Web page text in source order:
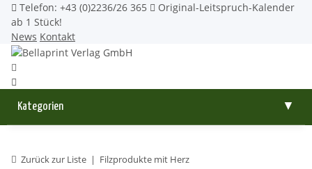
Telefon: +43 (0)2236/26 365
Original-Leitspruch-Kalender
ab 1 Stück!
News Kontakt
Kategorien ▼
Zurück zur Liste Filzprodukte mit Herz